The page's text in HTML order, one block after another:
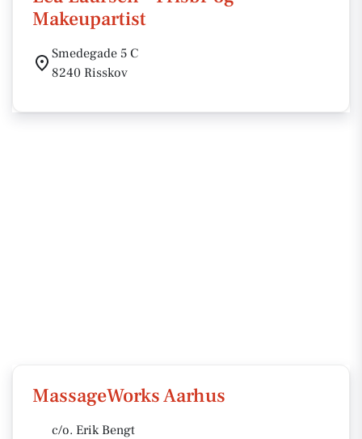
Makeupartist
Smedegade 5 C
8240 Risskov
MassageWorks Aarhus
c/o. Erik Bengt